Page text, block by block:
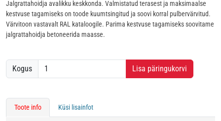
Jalgrattahoidja avalikku keskkonda. Valmistatud terasest ja maksimaalse
kestvuse tagamiseks on toode kuumtsingitud ja soovi korral pulbervärvitud.
Värvitoon vastavalt RAL kataloogile. Parima kestvuse tagamiseks soovitame
jalgrattahoidja betoneerida maasse.
Kogus Lisa päringukorvi
Toote info Küsi lisainfot